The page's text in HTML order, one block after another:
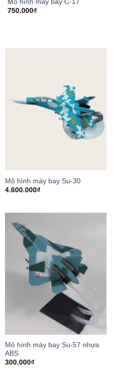
Mô hình máy bay C-17
750.000₫
Mô hình máy bay Su-30
4.600.000₫
Mô hình máy bay Su-57 nhựa
ABS
300.000₫